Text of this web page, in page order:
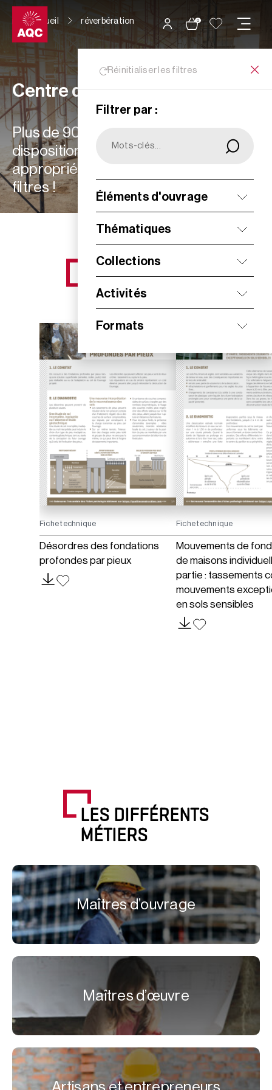
Panneau de gestion des cookies
0
Accueil réverbération
Réinitialiser les filtres
Filtrer par :
Éléments d'ouvrage
Thématiques
Collections
Activités
Formats
Centre de ressources
Plus de 900 ressources à votre
disposition : choisissez les plus
appropriées à vos besoins grâce aux
filtres !
NOS NOUVEAUTÉS
Fiche technique
Désordres des fondations
profondes par pieux
Fiche technique
Mouvements de
de maisons
partie : tassements
mouvements
en sols sensibles
LES DIFFÉRENTS
MÉTIERS
Maîtres d’ouvrage
Maîtres d’œuvre
Artisans et entrepreneurs